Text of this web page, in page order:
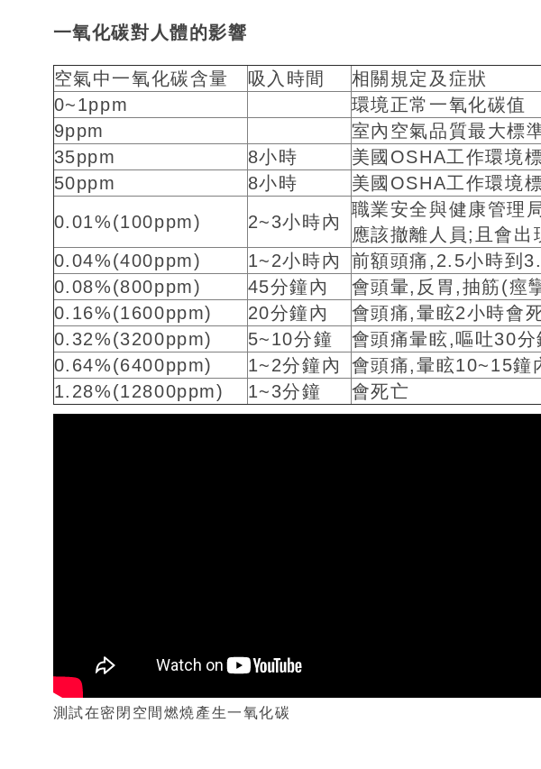
一氧化碳對人體的影響
空氣中一氧化碳含量 吸入時間
相關規定及症狀
0~1ppm
環境正常一氧化碳值
9ppm
室內空氣品質最大標
35ppm
8小時
美國OSHA工作環境
50ppm
8小時
美國OSHA工作環境
0.01%(100ppm)
2~3小時內
職業安全與健康管理
應該撤離人員;且會出
0.04%(400ppm)
1~2小時內
前額頭痛,2.5小時到
0.08%(800ppm)
45分鐘內
會頭暈,反胃,抽筋(痙
0.16%(1600ppm)
20分鐘內
會頭痛,暈眩2小時會
0.32%(3200ppm)
5~10分鐘
會頭痛暈眩,嘔吐30分
0.64%(6400ppm)
1~2分鐘內
會頭痛,暈眩10~15鐘
1.28%(12800ppm)
1~3分鐘 會死亡
測試在密閉空間燃燒產生一氧化碳